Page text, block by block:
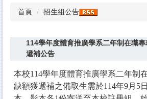
首頁 招生組公告
114學年度體育推廣學系二年制在職
遞補公告
本校114學年度體育推廣學系二年制
缺額獲遞補之備取生需於114年9月5